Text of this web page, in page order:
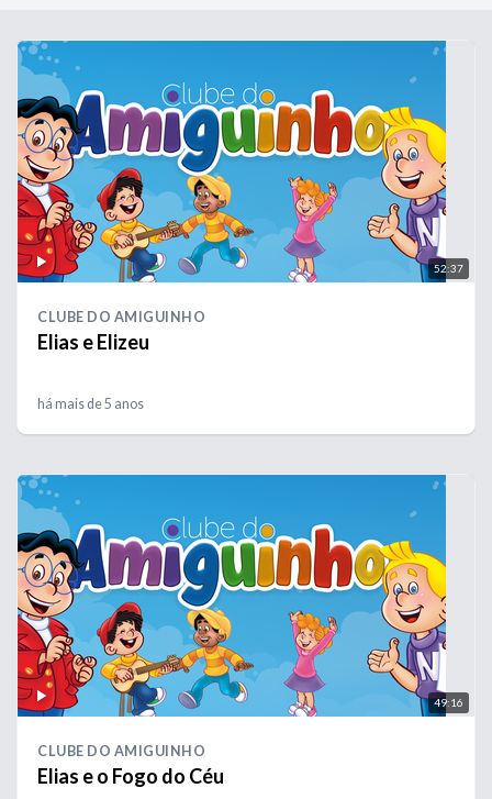
52:37
CLUBE DO AMIGUINHO
Elias e Elizeu
há mais de 5 anos
49:16
CLUBE DO AMIGUINHO
Elias e o Fogo do Céu